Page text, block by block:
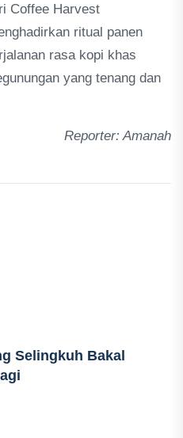
Coffee Harvest
ritual panen
rasa kopi khas
yang tenang dan
Reporter: Amanah
Selingkuh Bakal